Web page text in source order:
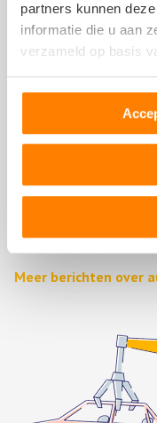
partners kunnen
informatie die u aan
verzameld op basis
Autosloperij
(Stroom)verdeler
Stuurhuishoes
Gasklep
Meer berichten over